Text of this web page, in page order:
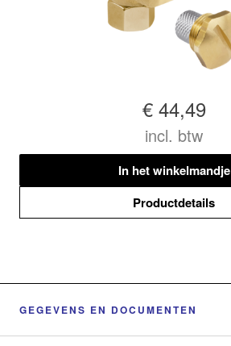
€ 44,49
incl. btw
In het winkelmandje
Productdetails
GEGEVENS EN DOCUMENTEN